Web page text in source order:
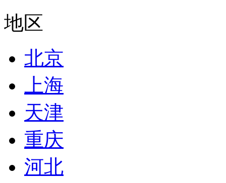
地区
北京
上海
天津
重庆
河北